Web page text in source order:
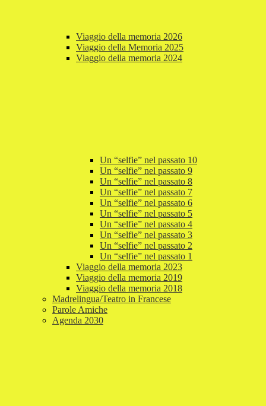
Viaggio della memoria 2026
Viaggio della Memoria 2025
Viaggio della memoria 2024
Un “selfie” nel passato 10
Un “selfie” nel passato 9
Un “selfie” nel passato 8
Un “selfie” nel passato 7
Un “selfie” nel passato 6
Un “selfie” nel passato 5
Un “selfie” nel passato 4
Un “selfie” nel passato 3
Un “selfie” nel passato 2
Un “selfie” nel passato 1
Viaggio della memoria 2023
Viaggio della memoria 2019
Viaggio della memoria 2018
Madrelingua/Teatro in Francese
Parole Amiche
Agenda 2030